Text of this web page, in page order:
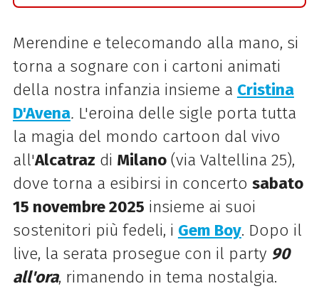
Merendine e telecomando alla mano, si
torna a sognare con i cartoni animati
della nostra infanzia insieme a Cristina
D'Avena. L'eroina delle sigle porta tutta
la magia del mondo cartoon dal vivo
all'Alcatraz di Milano(via Valtellina 25),
dove torna a esibirsi in concerto sabato
15 novembre 2025 insieme ai suoi
sostenitori più fedeli, i Gem Boy. Dopo il
live, la serata prosegue con il party 90
all'ora, rimanendo in tema nostalgia.